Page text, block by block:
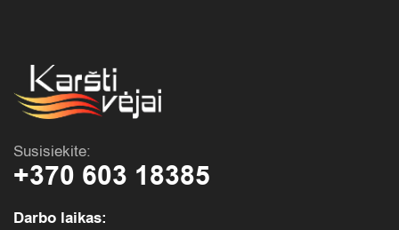
Susisiekite:
+370 603 18385
Darbo laikas: